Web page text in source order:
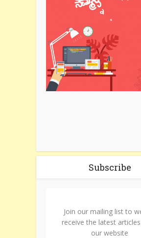
Subscribe
Join our mailing list to
receive the latest
our website